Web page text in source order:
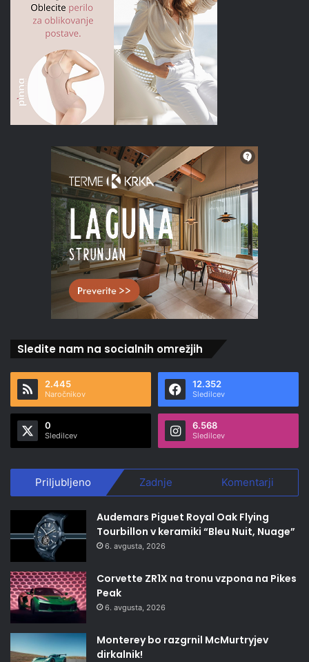
Sledite nam na socialnih omrežjih
2.445
Naročnikov
12.352
Sledilcev
0
Sledilcev
6.568
Sledilcev
Priljubljeno Zadnje Komentarji
Audemars Piguet Royal Oak Flying
Tourbillon v keramiki “Bleu Nuit, Nuage”
6. avgusta, 2026
Corvette ZR1X na tronu vzpona na Pikes
Peak
6. avgusta, 2026
Monterey bo razgrnil McMurtryjev
dirkalnik!